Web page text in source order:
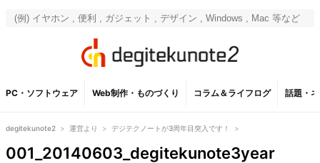
PC・ソフトウェア Web制作・ものづくり コラム＆ライフログ 話題・
degitekunote2 > 運営より > デジテクノートが3周年目突入です！ >
001_20140603_degitekunote3year